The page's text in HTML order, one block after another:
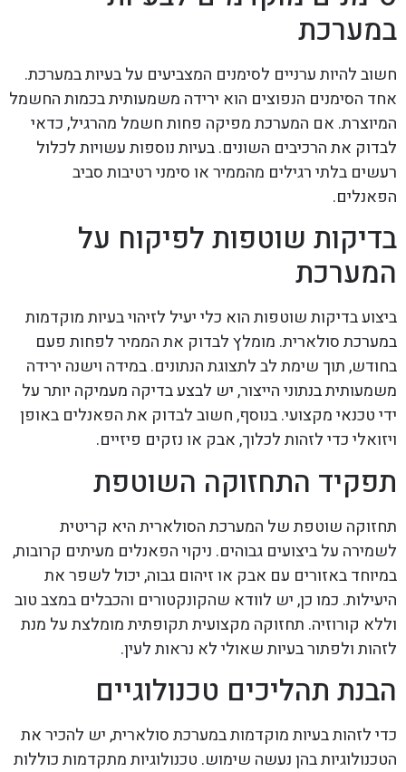
במערכת
חשוב להיות ערניים לסימנים המצביעים על בעיות במערכת.
אחד הסימנים הנפוצים הוא ירידה משמעותית בכמות החשמל
המיוצרת. אם המערכת מפיקה פחות חשמל מהרגיל, כדאי
לבדוק את הרכיבים השונים. בעיות נוספות עשויות לכלול
רעשים בלתי רגילים מהממיר או סימני רטיבות סביב
הפאנלים.
בדיקות שוטפות לפיקוח על
המערכת
ביצוע בדיקות שוטפות הוא כלי יעיל לזיהוי בעיות מוקדמות
במערכת סולארית. מומלץ לבדוק את הממיר לפחות פעם
בחודש, תוך שימת לב לתצוגת הנתונים. במידה וישנה ירידה
משמעותית בנתוני הייצור, יש לבצע בדיקה מעמיקה יותר על
ידי טכנאי מקצועי. בנוסף, חשוב לבדוק את הפאנלים באופן
ויזואלי כדי לזהות לכלוך, אבק או נזקים פיזיים.
תפקיד התחזוקה השוטפת
תחזוקה שוטפת של המערכת הסולארית היא קריטית
לשמירה על ביצועים גבוהים. ניקוי הפאנלים מעיתים קרובות,
במיוחד באזורים עם אבק או זיהום גבוה, יכול לשפר את
היעילות. כמו כן, יש לוודא שהקונקטורים והכבלים במצב טוב
וללא קורוזיה. תחזוקה מקצועית תקופתית מומלצת על מנת
לזהות ולפתור בעיות שאולי לא נראות לעין.
הבנת תהליכים טכנולוגיים
כדי לזהות בעיות מוקדמות במערכת סולארית, יש להכיר את
הטכנולוגיות בהן נעשה שימוש. טכנולוגיות מתקדמות כוללות